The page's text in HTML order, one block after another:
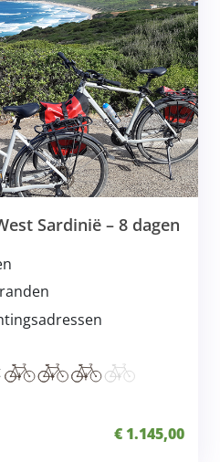
Sardinië – 8 dagen
€ 1.145,00